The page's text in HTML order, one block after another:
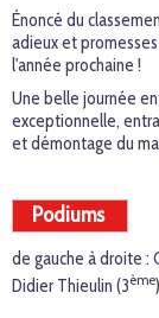
Énoncé du
adieux et
l'année prochaine !
Une belle journée
exceptionnelle,
et démontage du
Podiums
de gauche à droite :
Didier Thieulin (3ème)